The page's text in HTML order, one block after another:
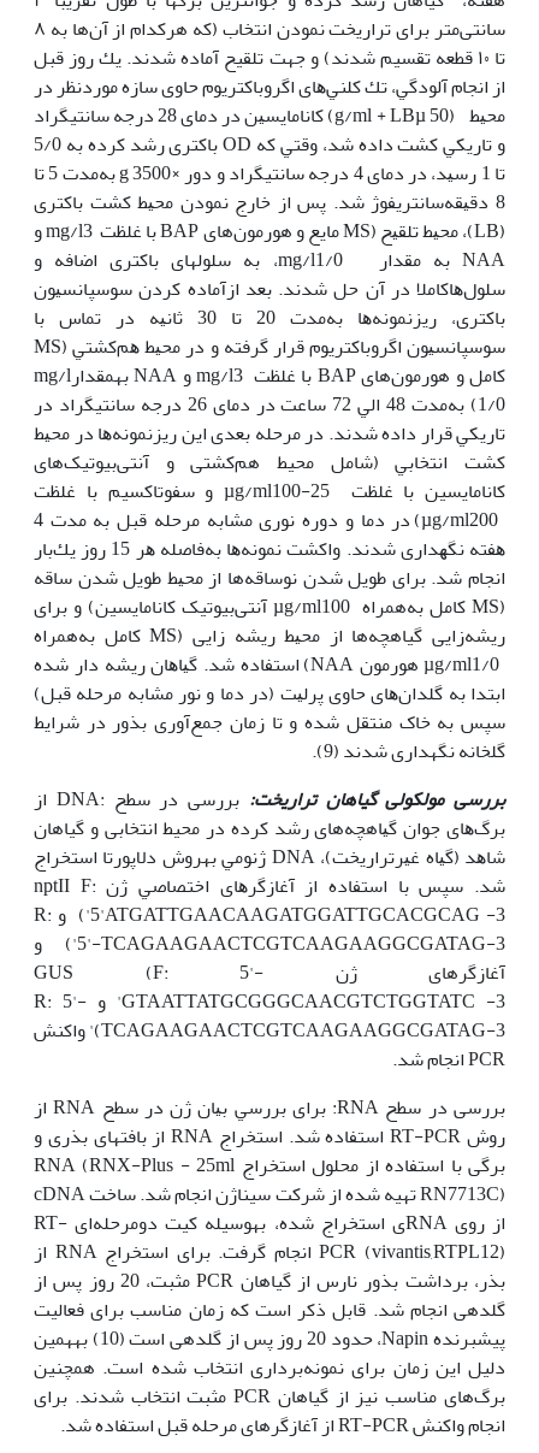
سانتی‌متر برای تراریخت نمودن انتخاب (که هرکدام از آن‌ها به ۸
تا ۱۰ قطعه تقسیم شدند) و جهت تلقیح آماده شدند. ﻳﻚ روز ﻗﺒﻞ
از اﻧﺠﺎم آﻟﻮدﮔﻲ، ﺗﻚ ﻛﻠﻨﻲﻫﺎی اﮔﺮوﺑﺎﻛﺘﺮﻳﻮم ﺣﺎوی ﺳﺎزه ﻣﻮرد‌ﻧﻈﺮ در
ﻣﺤﻴﻂ (g/ml + LBµ 50) ﻛﺎﻧﺎﻣﺎﻳﺴﻴﻦ در دﻣﺎی 28 درجه سانتی‫گراد
و ﺗﺎرﻳﻜﻲ ﻛﺸﺖ داده ﺷﺪ، وﻗﺘﻲ ﻛﻪ OD ﺑﺎﻛﺘﺮی رﺷﺪ ﻛﺮده ﺑﻪ 5/0
تا 1 رﺳﻴﺪ، در دﻣﺎی 4 درجه سانتی‫گراد و دور ×g 3500 ﺑﻪ‫ﻣﺪت 5 تا
8 دﻗﻴﻘﻪﺳﺎﻧﺘﺮﻳﻔﻮژ ﺷﺪ. ﭘﺲ از ﺧﺎرج ﻧﻤﻮدن ﻣﺤﻴﻂ ﻛﺸﺖ ﺑﺎﻛﺘﺮی
(LB)، ﻣﺤﻴﻂ ﺗﻠﻘﻴﺢ (MS مایع و هورمون‌های BAP با غلظت mg/l3 و
NAA به مقدار mg/l1/0، ﺑﻪ سلول‫های ﺑﺎﻛﺘﺮی اﺿﺎﻓﻪ و
ﺳﻠﻮل‌ﻫﺎﻛﺎﻣﻼ در آن ﺣﻞ ﺷﺪﻧﺪ. ﺑﻌﺪ ازآﻣﺎده ﻛﺮدن ﺳﻮﺳﭙﺎﻧﺴﻴﻮن
ﺑﺎﻛﺘﺮی، رﻳﺰﻧﻤﻮﻧﻪ‌ﻫﺎ ﺑﻪ‫ﻣﺪت 20 تا 30 ﺛﺎﻧﻴﻪ در ﺗﻤﺎس ﺑﺎ
ﺳﻮﺳﭙﺎﻧﺴﻴﻮن اﮔﺮوﺑﺎﻛﺘﺮﻳﻮم ﻗﺮار ﮔﺮﻓﺘﻪ و در ﻣﺤﻴﻂ ﻫﻢ‫ﻛﺸﺘﻲ (MS
کامل و هورمون‌های BAP با غلظت mg/l3 و NAA به‫مقدارmg/l
1/0) ﺑﻪ‫ﻣﺪت 48 اﻟﻲ 72 ﺳﺎﻋﺖ در دﻣﺎی 26 درجه سانتی‫گراد در
ﺗﺎرﻳﻜﻲ ﻗﺮار داده ﺷﺪﻧﺪ. در ﻣﺮﺣﻠﻪ ﺑﻌﺪی اﻳﻦ رﻳﺰﻧﻤﻮﻧﻪ‌ﻫﺎ در ﻣﺤﻴﻂ
ﻛﺸﺖ اﻧﺘﺨﺎﺑﻲ (شامل محیط هم‌کشتی و آنتی‌بیوتیک‌های
کانامایسین با غلظت µg/ml100-25 و سفوتاکسیم با غلظت
µg/ml200) در دﻣﺎ و دوره ﻧﻮری ﻣﺸﺎﺑﻪ ﻣﺮﺣﻠﻪ ﻗﺒﻞ ﺑﻪ ﻣﺪت 4
ﻫﻔﺘﻪ ﻧﮕﻬﺪاری ﺷﺪﻧﺪ. واﻛﺸﺖ ﻧﻤﻮﻧﻪ‫ﻫﺎ ﺑﻪ‫ﻓﺎﺻﻠﻪ ﻫﺮ 15 روز ﻳﻚﺑﺎر
اﻧﺠﺎم ﺷﺪ. ﺑﺮای ﻃﻮﻳﻞ ﺷﺪن نوﺳﺎﻗﻪ‌ها از ﻣﺤﻴﻂ طویل شدن ساقه
(MS کامل به‌همراه µg/ml100 آنتی‌بیوتیک کانامایسین) و ﺑﺮای
رﻳﺸﻪ‌زایی گیاهچه‌ها از ﻣﺤﻴﻂ ریشه زایی (MS کامل به‌همراه
µg/ml1/0 هورمون NAA) اﺳﺘﻔﺎده ﺷﺪ. ﮔﻴﺎﻫﺎن رﻳﺸﻪ دار ﺷﺪه
اﺑﺘﺪا ﺑﻪ ﮔﻠﺪان‫ﻫﺎی ﺣﺎوی ﭘﺮﻟﻴﺖ (در دﻣﺎ و ﻧﻮر ﻣﺸﺎﺑﻪ ﻣﺮﺣﻠﻪ ﻗﺒﻞ)
ﺳﭙﺲ ﺑﻪ ﺧﺎک ﻣﻨﺘﻘﻞ ﺷﺪه و تا زمان جمع‌آوری بذور در ﺷﺮاﻳﻂ
ﮔﻠﺨﺎﻧﻪ نگه‫داری ﺷﺪﻧﺪ (9).
بررسی مولکولی گیاهان تراریخت:
بررسی در ﺳﻄﺢ :DNA از
ﺑﺮگ‌ﻫﺎی ﺟﻮان ﮔﻴﺎهچه‌های رشد‌ کرده در محیط انتخابی و گیاهان
ﺷﺎﻫﺪ (ﮔﻴﺎه ﻏﻴﺮﺗﺮارﻳﺨﺖ)، DNA ژﻧﻮﻣﻲ به‫روش دلاپورتا اﺳﺘﺨﺮاج
ﺷﺪ. ﺳﭙﺲ ﺑﺎ اﺳﺘﻔﺎده از آﻏﺎزﮔﺮﻫﺎی اﺧﺘﺼﺎﺻﻲ ژن nptII F:
5'ATGATTGAACAAGATGGATTGCACGCAG -3') و R:
5'-TCAGAAGAACTCGTCAAGAAGGCGATAG-3') و
آغازگرهای ژن GUS (F: 5'-
GTAATTATGCGGGCAACGTCTGGTATC -3' و R: 5'-
(TCAGAAGAACTCGTCAAGAAGGCGATAG-3' واکنش
PCR انجام شد.
بررسی در ﺳﻄﺢ RNA: ﺑﺮای ﺑﺮرﺳﻲ ﺑﻴﺎن ژن در ﺳﻄﺢ RNA از
روش RT-PCR اﺳﺘﻔﺎده ﺷﺪ. استخراج RNA از بافتهای بذری و
برگی با استفاده از محلول استخراج RNA (RNX-Plus - 25ml
RN7713C) تهیه شده از شرکت سیناژن انجام شد. ساخت cDNA
از روی RNAی استخراج شده، به‫وسیله کیت دومرحله‌ای RT-
PCR (vivantis,RTPL12) انجام گرفت. برای استخراج RNA از
بذر، برداشت بذور نارس از گیاهان PCR مثبت، 20 روز پس از
گل‫دهی انجام شد. قابل ذکر است که زمان مناسب برای فعالیت
پیشبرنده Napin، حدود 20 روز پس از گل‫دهی است (10) به‫همین
دلیل این زمان برای نمونه‌برداری انتخاب شده است. همچنین
برگ‌های مناسب نیز از گیاهان PCR مثبت انتخاب شدند. برای
انجام واکنش RT-PCR از آغازگرهای مرحله قبل استفاده شد.